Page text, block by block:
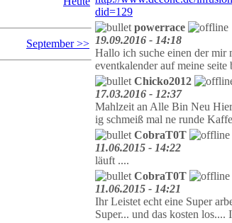
September >>
powerrace
19.09.2016 - 14:18
Hallo ich suche einen der mir
eventkalender auf meine seite
Chicko2012
17.03.2016 - 12:37
Mahlzeit an Alle Bin Neu Hier
ig schmeiß mal ne runde
CobraT0T
11.06.2015 - 14:22
läuft ....
CobraT0T
11.06.2015 - 14:21
Ihr Leistet echt eine Super
Super... und das kosten